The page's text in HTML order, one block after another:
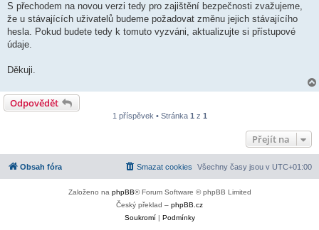
S přechodem na novou verzi tedy pro zajištění bezpečnosti zvažujeme,
že u stávajících uživatelů budeme požadovat změnu jejich stávajícího
hesla. Pokud budete tedy k tomuto vyzváni, aktualizujte si přístupové
údaje.
Děkuji.
Odpovědět
1 příspěvek • Stránka 1 z 1
Přejít na
Obsah fóra Všechny časy jsou v UTC+01:00
Smazat cookies
Založeno na phpBB® Forum Software © phpBB Limited
Český překlad – phpBB.cz
Soukromí| Podmínky